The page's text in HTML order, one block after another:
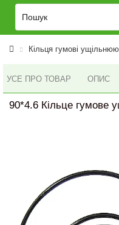
Кільця гумові
УСЕ ПРО ТОВАР ОПИС
90*4.6 Кільце гумове